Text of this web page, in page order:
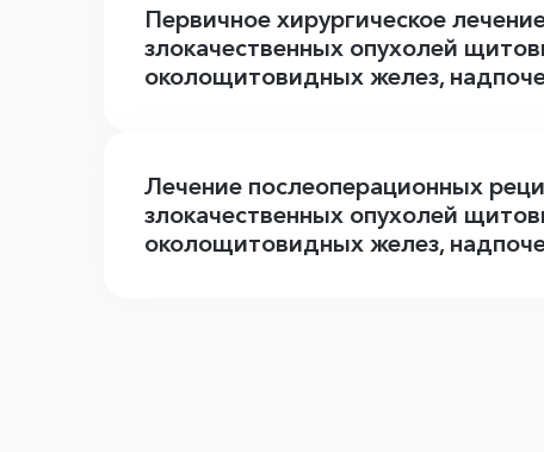
Первичное хирургическое
злокачественных опухолей
околощитовидных желез,
Лечение послеоперационных
злокачественных опухолей
околощитовидных желез,